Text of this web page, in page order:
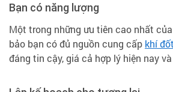
Bạn có năng lượng
Một trong những ưu tiên cao nhất
bảo bạn có đủ nguồn cung cấp khí
đáng tin cậy, giá cả hợp lý hiện nay